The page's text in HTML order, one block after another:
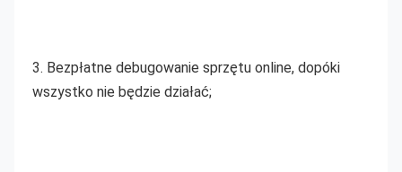
3. Bezpłatne debugowanie sprzętu online, dopóki
wszystko nie będzie działać;